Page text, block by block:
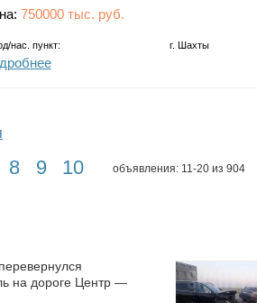
750000 тыс. руб.
нас. пункт: г. Шахты
8 9 10 объявления: 11-20 из 904
на дороге Центр —